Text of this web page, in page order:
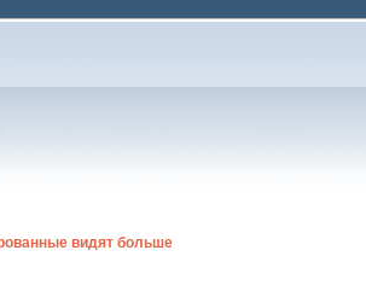
видят больше